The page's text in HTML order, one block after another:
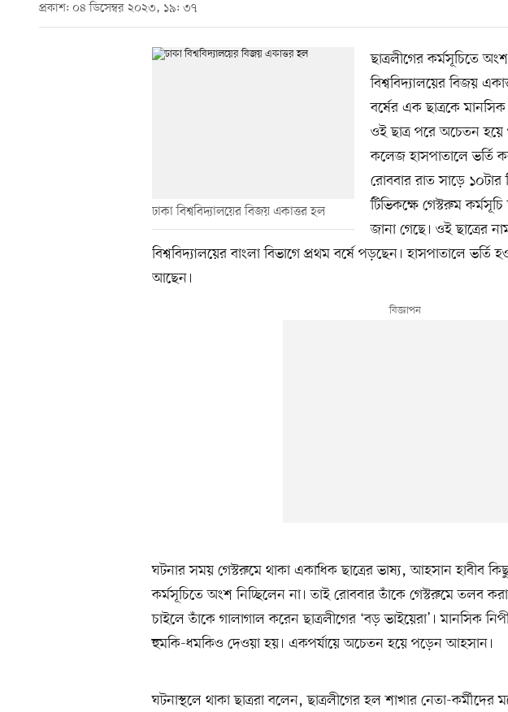
প্রকাশ: ০৪ ডিসেম্বর ২০২৩, ১৯: ৩৭
ঢাকা বিশ্ববিদ্যালয়ের বিজয় একাত্তর হল
ছাত্রলীগের কর্মসূচিতে
বিশ্ববিদ্যালয়ের বিজয়
বর্ষের এক ছাত্রকে
ওই ছাত্র পরে অচেতন
কলেজ হাসপাতালে ভর্তি
রোববার রাত সাড়ে
টিভিকক্ষে গেস্টরুম
জানা গেছে। ওই ছাত্রের
বিশ্ববিদ্যালয়ের বাংলা বিভাগে প্রথম বর্ষে পড়ছেন। হাসপাতালে ভর্তি
আছেন।
ঘটনার সময় গেস্টরুমে থাকা একাধিক ছাত্রের ভাষ্য, আহসান হাবীব
কর্মসূচিতে অংশ নিচ্ছিলেন না। তাই রোববার তাঁকে গেস্টরুমে তলব
চাইলে তাঁকে গালাগাল করেন ছাত্রলীগের ‘বড় ভাইয়েরা’। মানসিক
হুমকি-ধমকিও দেওয়া হয়। একপর্যায়ে অচেতন হয়ে পড়েন আহসান।
ঘটনাস্থলে থাকা ছাত্ররা বলেন, ছাত্রলীগের হল শাখার নেতা-কর্মীদের